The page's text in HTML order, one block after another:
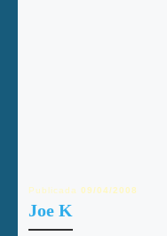
Publicada 09/04/2008
Joe K